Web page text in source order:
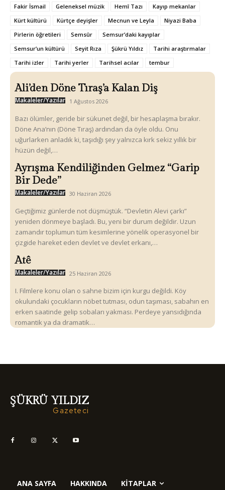
Fakir İsmail
Geleneksel müzik Hemî Tazı
Kayıp mekanlar
Kürt kültürü
Kürtçe deyişler Mecnun ve Leyla
Niyazi Baba
Pirlerin öğretileri
Semsûr
Semsur’daki kayıplar
Semsur’un kültürü
Seyit Rıza Şükrü Yıldız
Tarihi araştırmalar
Tarihi izler
Tarihi yerler Tarihsel acılar tembur
Ali’den Döne Tıraş’a Kalan Diş
Makaleler/Yazılar 1 Ağustos 2026
Bazı ölümler, geride bir sükunet değil, bir hesaplaşma bırakır.
Döne Ana’nın (Döne Tıraş) ardından da öyle oldu. Onu
uğurlarken anladık ki, taşıdığı şey yalnızca kırk sekiz yıllık bir
hüzün değil,…
Ayrışma Kendiliğinden Gelmez “Garip
Bir Dede”
Makaleler/Yazılar 30 Haziran 2026
Geçtiğimiz günlerde not düşmüştük. “Devletin Alevi çarkı”
yeniden dönmeye başladı. Bu, yeni bir durum değildir. Uzun
zamandır toplumun tüm kesimlerine yönelik operasyonel bir
çizgide hareket eden devlet ve devlet erkanı,…
Atê
Makaleler/Yazılar 25 Haziran 2026
I. Filmlere konu olan o sahne bizim için kurgu değildi. Köy
okulundaki çocukların nöbet tutması, odun taşıması, sabahın en
erken saatinde gelip sobaları yakması. Perdeye yansıdığında
romantik ya da dramatik…
ŞÜKRÜ YILDIZ
Gazeteci
ANA SAYFA HAKKINDA KITAPLAR